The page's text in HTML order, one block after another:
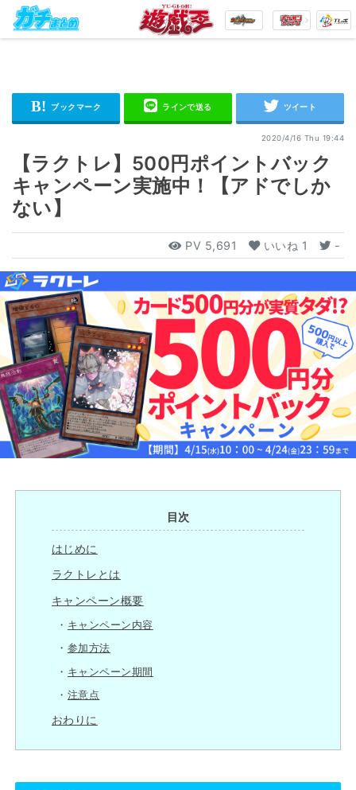
2020/4/16 Thu 19:44
【ラクトレ】500円ポイントバック
キャンペーン実施中！【アドでしか
ない】
PV 5,691 いいね 1 -
目次
はじめに
ラクトレとは
キャンペーン概要
キャンペーン内容
参加方法
キャンペーン期間
注意点
おわりに